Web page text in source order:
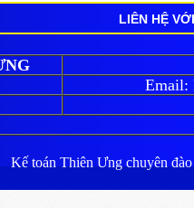
LIÊN HỆ
Email:
Kế toán Thiên Ưng chuyên